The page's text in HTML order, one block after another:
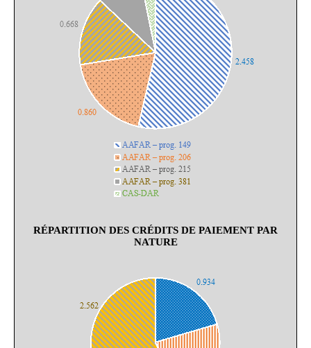
RÉPARTITION DES CRÉDITS DE PAIEMENT PAR
NATURE